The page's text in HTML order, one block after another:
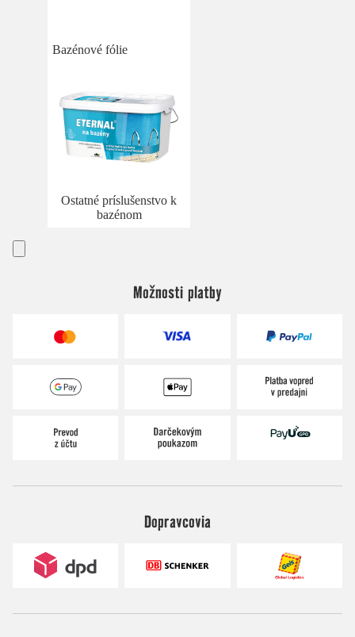
Bazénové fólie
Ostatné príslušenstvo k
bazénom
Možnosti platby
Dopravcovia